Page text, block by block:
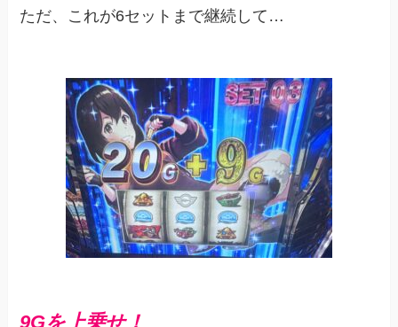
ただ、これが6セットまで継続して…
9Gを上乗せ！